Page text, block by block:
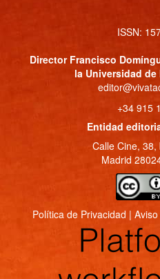
ISSN:
Director Francisco
la Universidad de
+34 915
Entidad
Calle Cine,
Madrid
Política de Privacidad |